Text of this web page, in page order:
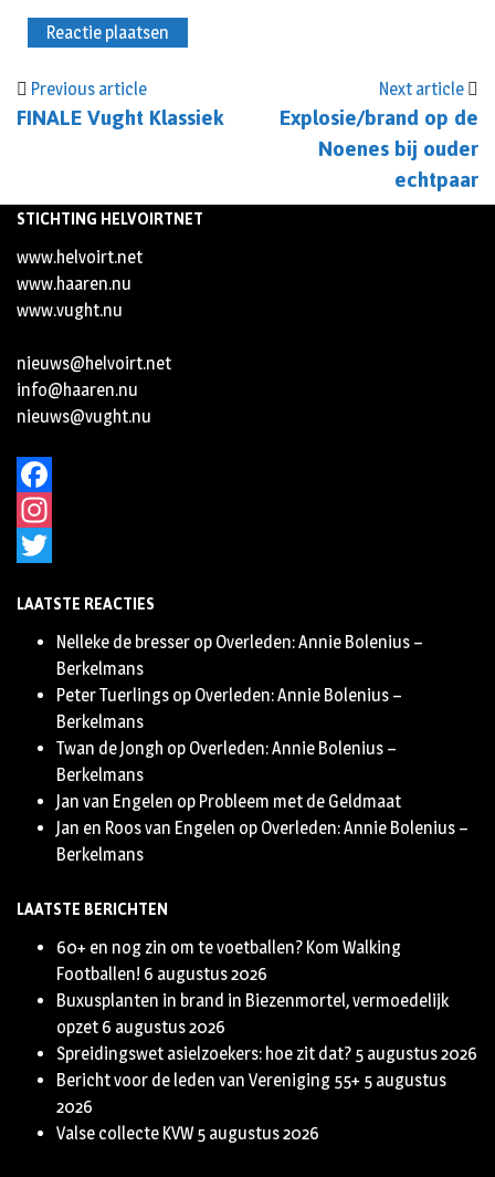
Previous article
FINALE Vught Klassiek
Next article
Explosie/brand op de
Noenes bij ouder
echtpaar
STICHTING HELVOIRTNET
www.helvoirt.net
www.haaren.nu
www.vught.nu
nieuws@helvoirt.net
info@haaren.nu
nieuws@vught.nu
Facebook
Instagram
LAATSTE REACTIES
Nelleke de bresser op Overleden: Annie Bolenius –
Berkelmans
Peter Tuerlings op Overleden: Annie Bolenius –
Berkelmans
Twan de Jongh op Overleden: Annie Bolenius –
Berkelmans
Jan van Engelen op Probleem met de Geldmaat
Jan en Roos van Engelen op Overleden: Annie Bolenius –
Berkelmans
LAATSTE BERICHTEN
60+ en nog zin om te voetballen? Kom Walking
Footballen! 6 augustus 2026
Buxusplanten in brand in Biezenmortel, vermoedelijk
opzet 6 augustus 2026
Spreidingswet asielzoekers: hoe zit dat? 5 augustus 2026
Bericht voor de leden van Vereniging 55+ 5 augustus
2026
Valse collecte KVW 5 augustus 2026